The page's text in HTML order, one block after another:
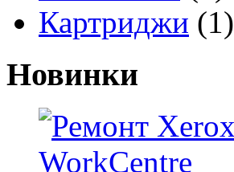
Картриджи (1)
Новинки